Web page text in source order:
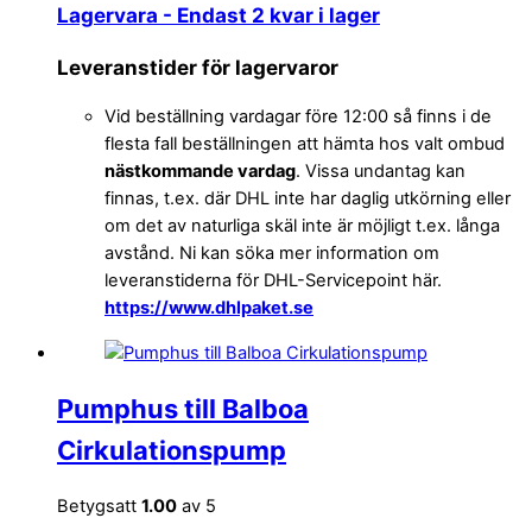
Lagervara - Endast 2 kvar i lager
Leveranstider för lagervaror
Vid beställning vardagar före 12:00 så finns i de
flesta fall beställningen att hämta hos valt ombud
nästkommande vardag. Vissa undantag kan
finnas, t.ex. där DHL inte har daglig utkörning eller
om det av naturliga skäl inte är möjligt t.ex. långa
avstånd. Ni kan söka mer information om
leveranstiderna för DHL-Servicepoint här.
https://www.dhlpaket.se
Pumphus till Balboa
Cirkulationspump
Betygsatt 1.00 av 5